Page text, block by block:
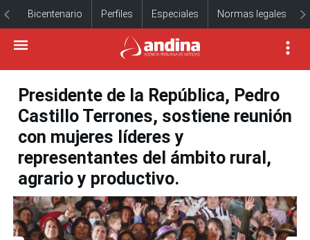
Bicentenario Perfiles Especiales Normas legales
Presidente de la República, Pedro
Castillo Terrones, sostiene reunión
con mujeres líderes y
representantes del ámbito rural,
agrario y productivo.